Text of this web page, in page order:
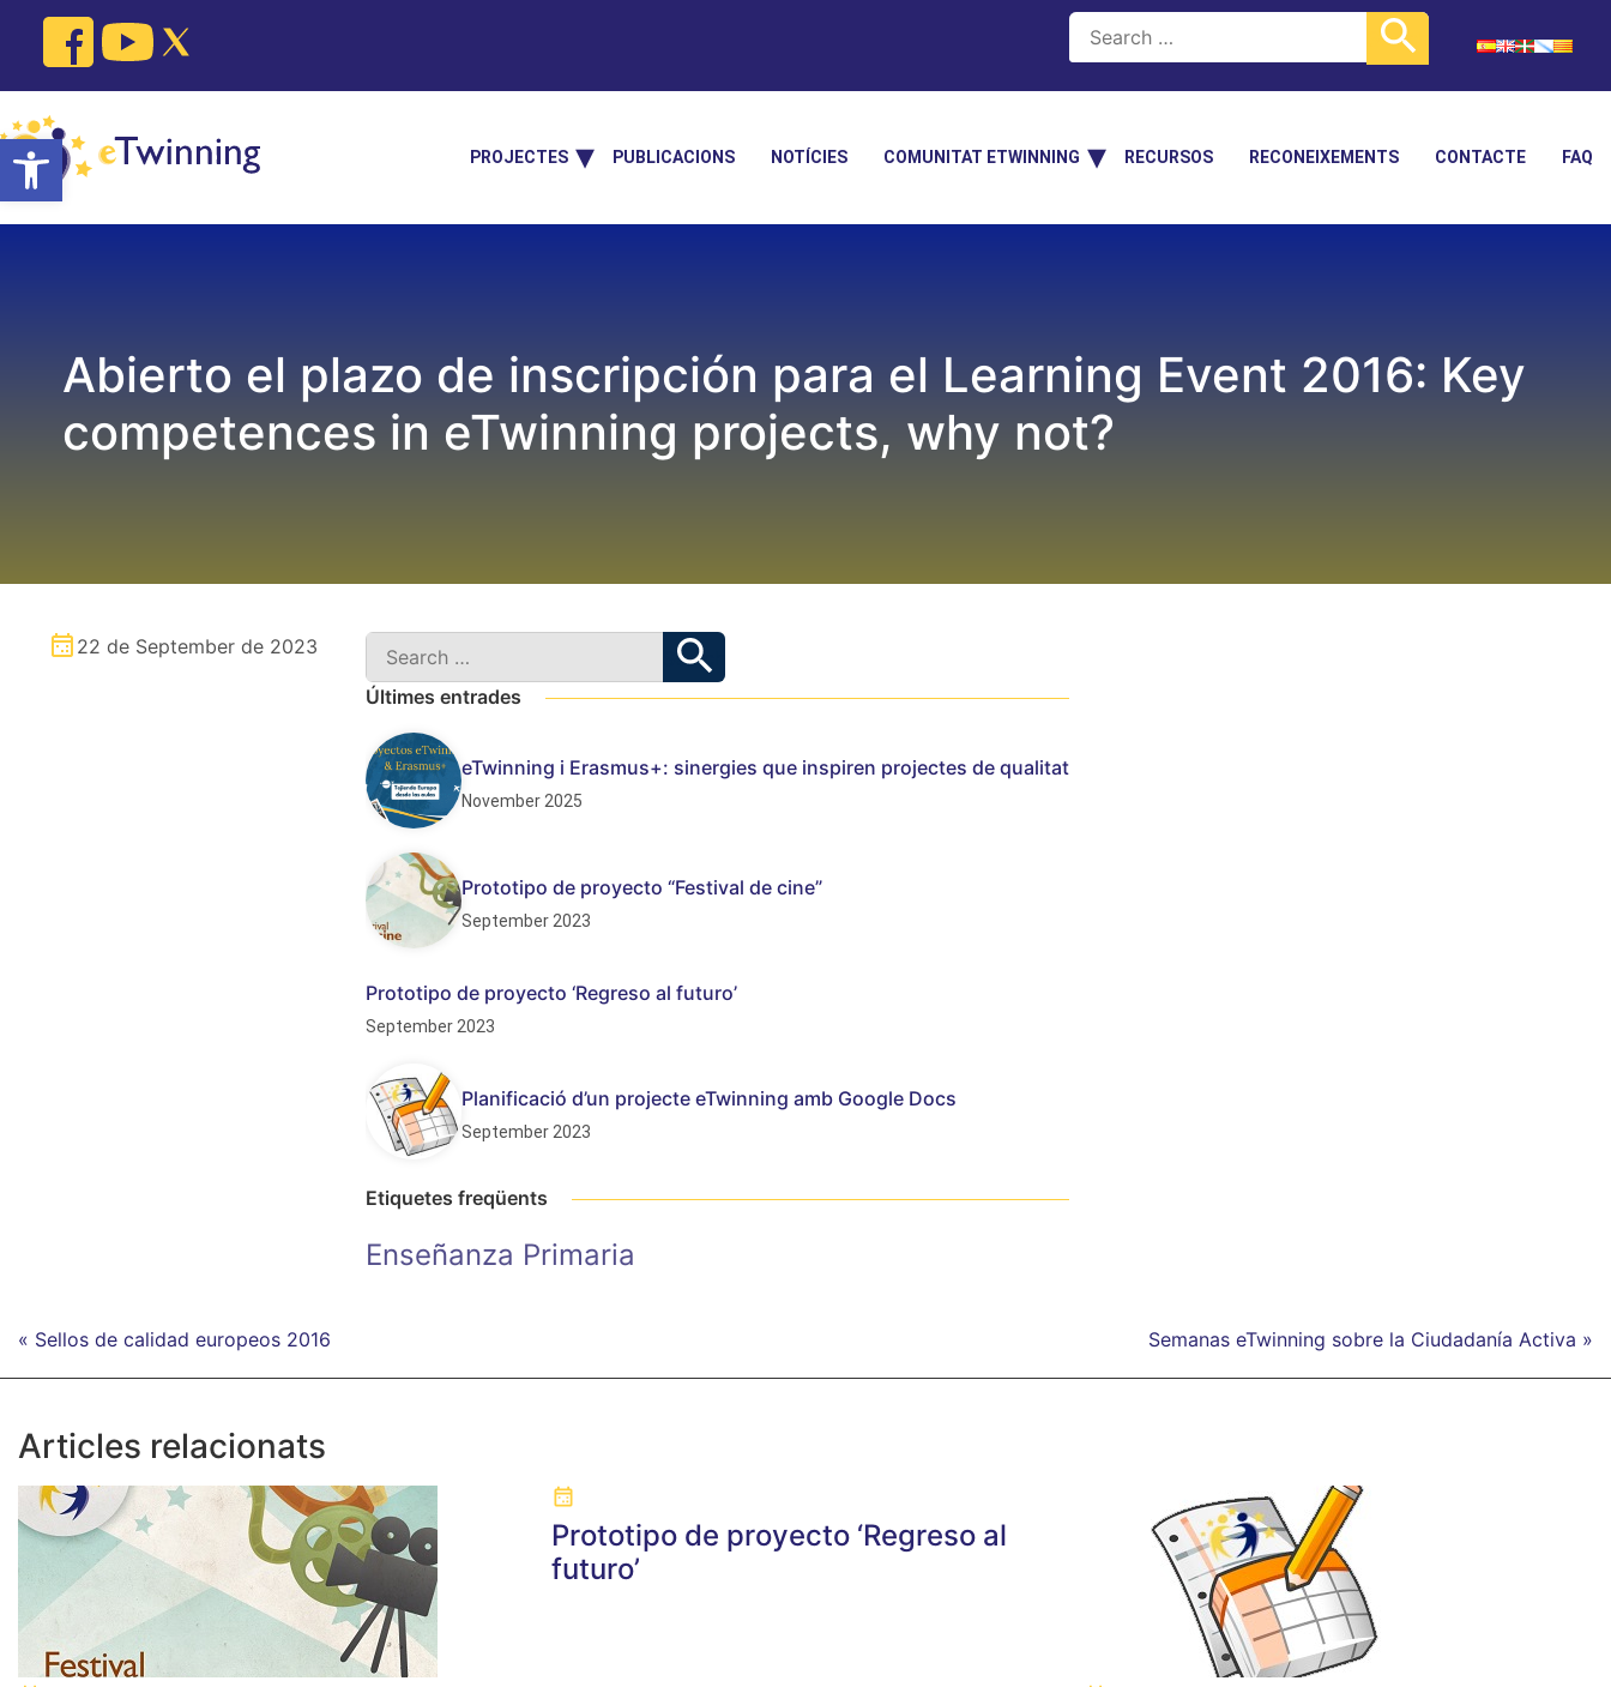
Open toolbar
content
PROJECTES PUBLICACIONS NOTÍCIES COMUNITAT ETWINNING RECURSOS RECONEIXEMENTS CONTACTE FAQ
Abierto el plazo de inscripción para el Learning Event 2016: Key
competences in eTwinning projects, why not?
22 de September de 2023
Últimes entrades
eTwinning i Erasmus+: sinergies que inspiren projectes de qualitat
November 2025
Prototipo de proyecto “Festival de cine”
September 2023
Prototipo de proyecto ‘Regreso al futuro’
September 2023
Planificació d’un projecte eTwinning amb Google Docs
September 2023
Etiquetes freqüents
Enseñanza Primaria
« Sellos de calidad europeos 2016 Semanas eTwinning sobre la Ciudadanía Activa »
Articles relacionats
Prototipo de proyecto ‘Regreso al
futuro’